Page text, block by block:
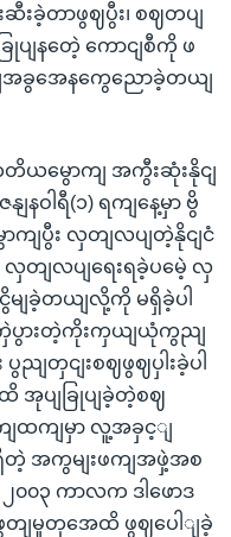
းခဲ့တာဖွဈပွီး၊ စဈတပျ
ြုပျနတေဲ့ ကောငျစီကို ဖ
ျအခွအေနကွေညောခဲ့တယျ
ယမွောကျ အကွီးဆုံးနိုငျ
နဝါရီ(၁) ရကျနေ့မှာ ဗွိ
ျပွီး လှတျလပျတဲ့နိုငျငံ
တျလပျရေးရခဲ့ပမေဲ့ လှ
မျခဲ့တယျလို့ကို မရှိခဲ့ပါ
ပွားတဲ့ကိုးကှယျယုံကွညျ
ညျတှငျးစဈဖွဈပှါးခဲ့ပါ
အုပျခြုပျခဲ့တဲ့စဈ
ျထကျမှာ လူ့အခှင့ျ
ရှိတဲ့ အကွမျးဖကျအဖှဲ့အစ
၀၃ ကာလက ဒါဖောဒ
တျမှုတှအေထိ ဖွဈပေါျခဲ့